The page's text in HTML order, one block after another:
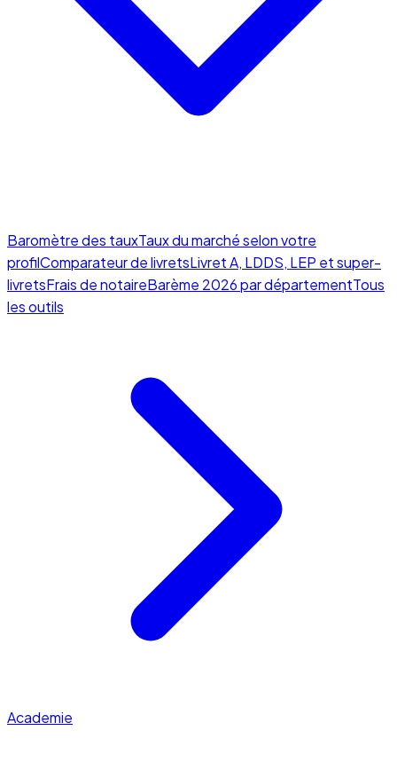
Baromètre des tauxTaux du marché selon votre
profilComparateur de livretsLivret A, LDDS, LEP et super-
livretsFrais de notaireBarème 2026 par départementTous
les outils
Academie